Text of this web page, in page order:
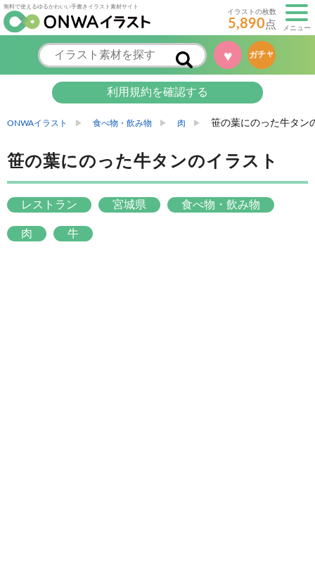
無料で使えるゆるかわいい手書きイラスト素材サイト
イラストの枚数
5,890点 メニュー
♥ ガチャ
利用規約を確認する
ONWAイラスト 食べ物・飲み物 肉 笹の葉にのった牛タン
笹の葉にのった牛タンのイラスト
レストラン 宮城県 食べ物・飲み物
肉 牛